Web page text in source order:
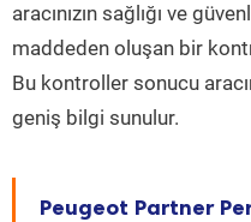
aracınızın sağlığı ve
maddeden oluşan bir
Bu kontroller sonucu
geniş bilgi sunulur.
Peugeot Partner